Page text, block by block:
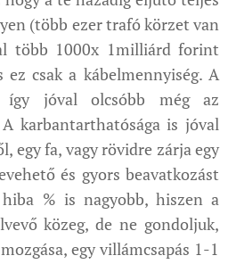
(több ezer trafó körzet van
több 1000x 1milliárd forint
ez csak a kábelmennyiség. A
így jóval olcsóbb még az
karbantarthatósága is jóval
egy fa, vagy rövidre zárja egy
és gyors beavatkozást
% is nagyobb, hiszen a
közeg, de ne gondoljuk,
egy villámcsapás 1-1